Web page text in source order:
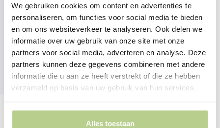
We gebruiken cookies om content en advertenties te
personaliseren, om functies voor social media te bieden
en om ons websiteverkeer te analyseren. Ook delen we
informatie over uw gebruik van onze site met onze
partners voor social media, adverteren en analyse. Deze
partners kunnen deze gegevens combineren met andere
informatie die u aan ze heeft verstrekt of die ze hebben
verzameld op basis van uw gebruik van hun services.
Alles toestaan